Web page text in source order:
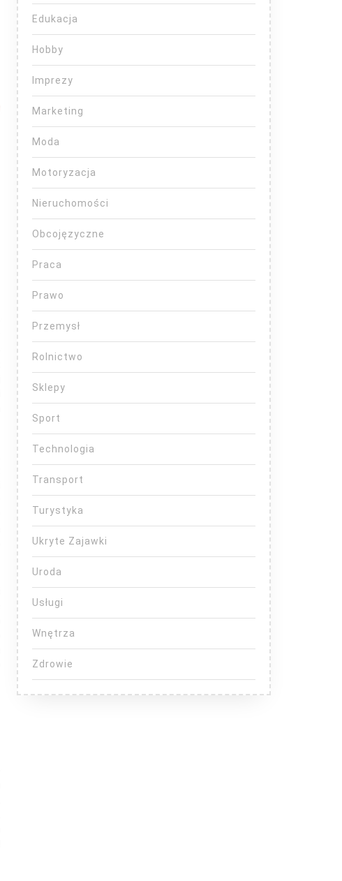
Edukacja
Hobby
Imprezy
Marketing
Moda
Motoryzacja
Nieruchomości
Obcojęzyczne
Praca
Prawo
Przemysł
Rolnictwo
Sklepy
Sport
Technologia
Transport
Turystyka
Ukryte Zajawki
Uroda
Usługi
Wnętrza
Zdrowie